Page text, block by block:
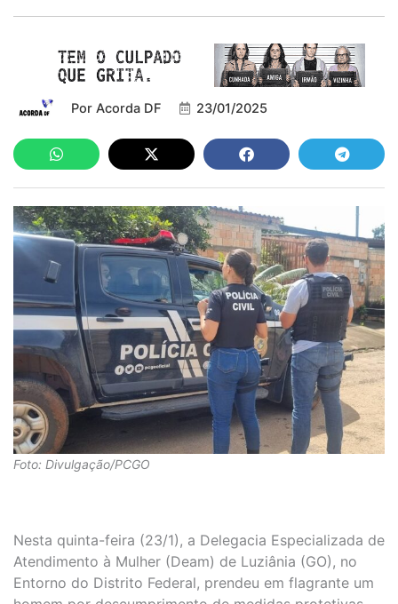
Por Acorda DF 23/01/2025
Foto: Divulgação/PCGO
Nesta quinta-feira (23/1), a Delegacia Especializada de
Atendimento à Mulher (Deam) de Luziânia (GO), no
Entorno do Distrito Federal, prendeu em flagrante um